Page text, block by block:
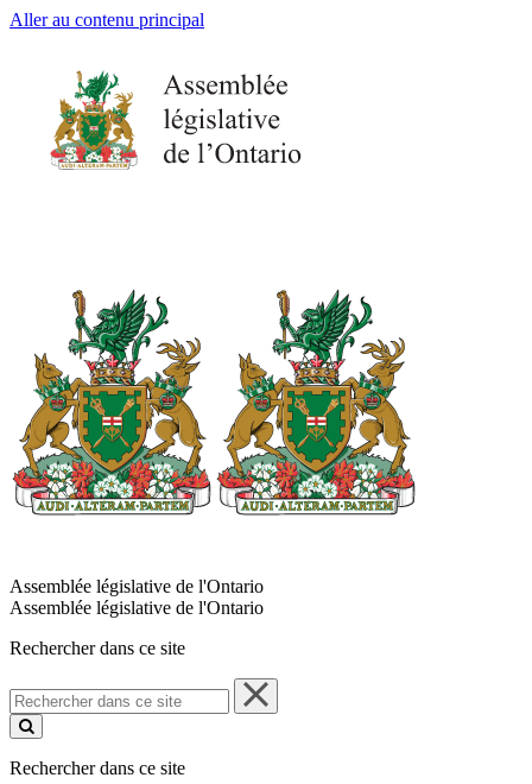
Aller au contenu principal
Assemblée législative de l'Ontario
Assemblée législative de l'Ontario
Rechercher dans ce site
Rechercher
dans
ce
Rechercher dans ce site